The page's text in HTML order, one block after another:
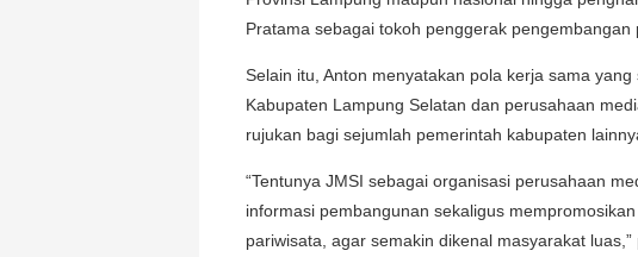
Pratama sebagai tokoh penggerak pengembangan
Selain itu, Anton menyatakan pola kerja sama
Kabupaten Lampung Selatan dan perusahaan
rujukan bagi sejumlah pemerintah kabupaten
“Tentunya JMSI sebagai organisasi perusahaan
informasi pembangunan sekaligus
pariwisata, agar semakin dikenal masyarakat luas,”